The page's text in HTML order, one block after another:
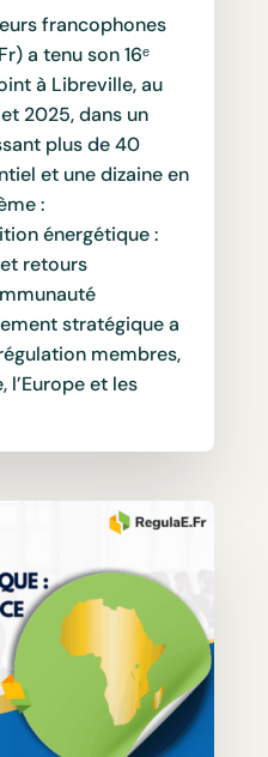
francophones
a tenu son 16ᵉ
à Libreville, au
2025, dans un
plus de 40
et une dizaine en
:
énergétique :
retours
stratégique a
membres,
l’Europe et les